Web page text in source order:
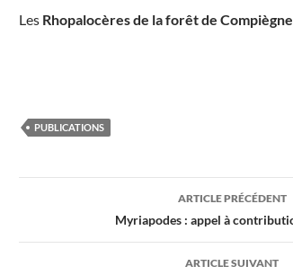
Les Rhopalocères de la forêt de Compiègne
PUBLICATIONS
ARTICLE PRÉCÉDENT
Myriapodes : appel à
ARTICLE SUIVANT